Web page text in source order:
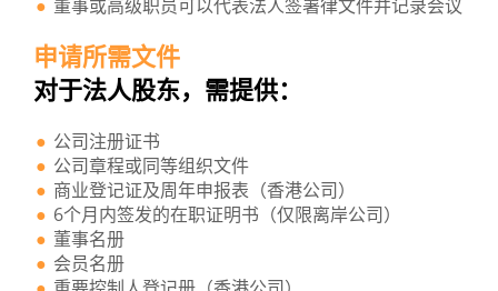
董事或高级职员可以代表法人签署律文件并记录会议
申请所需文件
对于法人股东，需提供：
公司注册证书
公司章程或同等组织文件
商业登记证及周年申报表（香港公司）
6个月内签发的在职证明书（仅限离岸公司）
董事名册
会员名册